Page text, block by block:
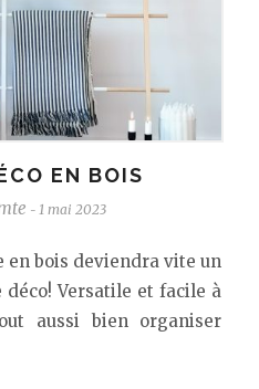
EN BOIS
- 1 mai 2023
en bois deviendra vite un
déco! Versatile et facile à
aussi bien organiser